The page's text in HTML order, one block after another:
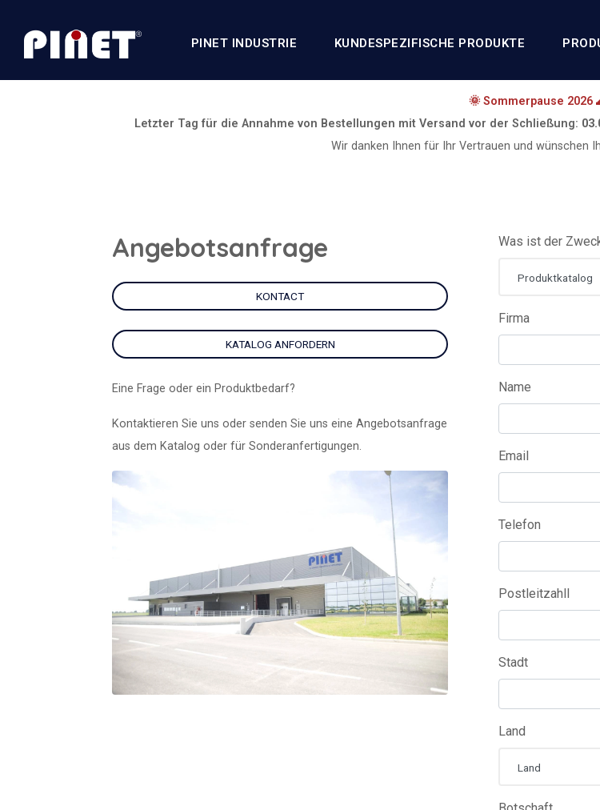
PINET INDUSTRIE KUNDESPEZIFISCHE PRODUKTE
🌞 Sommerpause 2026
Letzter Tag für die Annahme von Bestellungen mit Versand vor der Schließung:
Wir danken Ihnen für Ihr Vertrauen und wünschen
Angebotsanfrage
KONTACT
KATALOG ANFORDERN
Eine Frage oder ein Produktbedarf?
Kontaktieren Sie uns oder senden Sie uns eine Angebotsanfrage
aus dem Katalog oder für Sonderanfertigungen.
Was ist der
Produktkatalog
Firma
Name
Email
Telefon
Postleitzahll
Stadt
Land
Land